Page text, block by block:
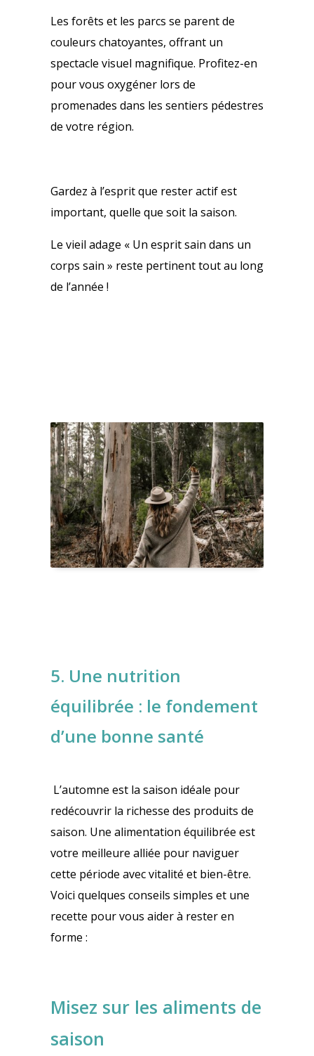
Les forêts et les parcs se parent de
couleurs chatoyantes, offrant un
spectacle visuel magnifique. Profitez-en
pour vous oxygéner lors de
promenades dans les sentiers pédestres
de votre région.
Gardez à l’esprit que rester actif est
important, quelle que soit la saison.
Le vieil adage « Un esprit sain dans un
corps sain » reste pertinent tout au long
de l’année !
5. Une nutrition
équilibrée : le fondement
d’une bonne santé
L’automne est la saison idéale pour
redécouvrir la richesse des produits de
saison. Une alimentation équilibrée est
votre meilleure alliée pour naviguer
cette période avec vitalité et bien-être.
Voici quelques conseils simples et une
recette pour vous aider à rester en
forme :
Misez sur les aliments de
saison